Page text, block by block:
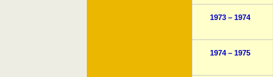
1973 – 1974
1974 – 1975